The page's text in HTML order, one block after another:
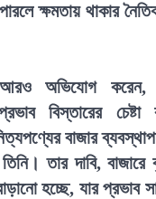
ক্ষমতায় থাকার
অভিযোগ করেন,
প্রভাব বিস্তারের
বাজার
তার দাবি,
হচ্ছে, যার প্রভাব